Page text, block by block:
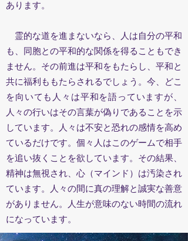
あります。
霊的な道を進まないなら、人は自分の平和
も、同胞との平和的な関係を得ることもでき
ません。その前進は平和をもたらし、平和と
共に福利ももたらされるでしょう。今、どこ
を向いても人々は平和を語っていますが、
人々の行いはその言葉が偽りであることを示
しています。人々は不安と恐れの感情を高め
ているだけです。個々人はこのゲームで相手
を追い抜くことを欲しています。その結果、
精神は無視され、心（マインド）は汚染され
ています。人々の間に真の理解と誠実な善意
がありません。人生が意味のない時間の流れ
になっています。